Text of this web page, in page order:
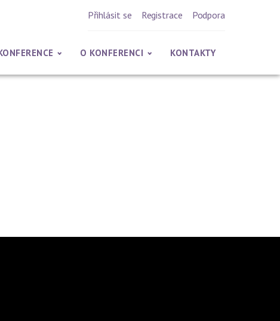
Přihlásit se Registrace Podpora
O KONFERENCI KONTAKTY